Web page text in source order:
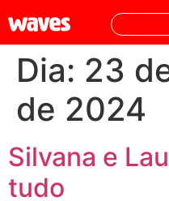
Dia: 23
de 2024
Silvana e
tudo